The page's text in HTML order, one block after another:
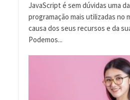
JavaScript é sem dúvidas uma
programação mais utilizadas no
causa dos seus recursos e da
Podemos...